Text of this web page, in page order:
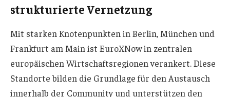
strukturierte Vernetzung
Mit starken Knotenpunkten in Berlin, München und
Frankfurt am Main ist EuroXNow in zentralen
europäischen Wirtschaftsregionen verankert. Diese
Standorte bilden die Grundlage für den Austausch
innerhalb der Community und unterstützen den